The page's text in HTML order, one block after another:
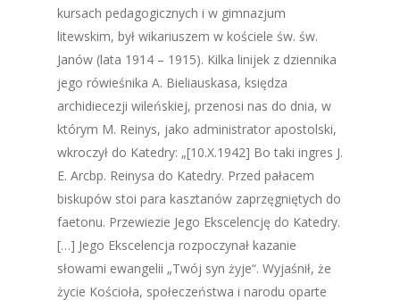
kursach pedagogicznych i w gimnazjum
litewskim, był wikariuszem w kościele św. św.
Janów (lata 1914 – 1915). Kilka linijek z dziennika
jego rówieśnika A. Bieliauskasa, księdza
archidiecezji wileńskiej, przenosi nas do dnia, w
którym M. Reinys, jako administrator apostolski,
wkroczył do Katedry: „[10.X.1942] Bo taki ingres J.
E. Arcbp. Reinysa do Katedry. Przed pałacem
biskupów stoi para kasztanów zaprzęgniętych do
faetonu. Przewiezie Jego Ekscelencję do Katedry.
[…] Jego Ekscelencja rozpoczynał kazanie
słowami ewangelii „Twój syn żyje“. Wyjaśnił, że
życie Kościoła, społeczeństwa i narodu oparte